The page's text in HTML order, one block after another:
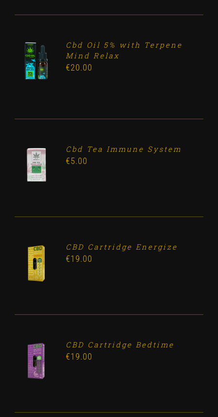
ADD TO
CART
/
DETALLES
Cbd Oil 5% with Terpene
Mind Relax
€20.00
ADD TO
CART
/
DETALLES
Cbd Tea Immune System
€5.00
ADD TO
CART
/
DETALLES
CBD Cartridge Energize
€19.00
ADD TO
CART
/
DETALLES
CBD Cartridge Bedtime
€19.00